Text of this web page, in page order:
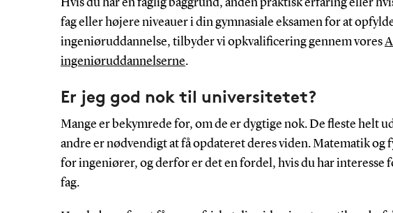
Hvis du har en faglig baggrund, anden praktisk erfaring eller
fag eller højere niveauer i din gymnasiale eksamen for at
ingeniøruddannelse, tilbyder vi opkvalificering gennem vores
ingeniøruddannelserne.
Er jeg god nok til universitetet?
Mange er bekymrede for, om de er dygtige nok. De fleste helt
andre er nødvendigt at få opdateret deres viden. Matematik
for ingeniører, og derfor er det en fordel, hvis du har interesse
fag.